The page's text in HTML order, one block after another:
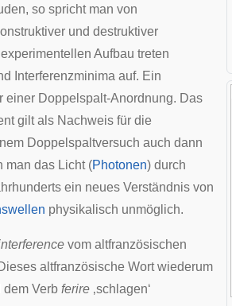
so spricht man von
und destruktiver
Aufbau treten
Interferenzminima auf. Ein
einer Doppelspalt-Anordnung. Das
gilt als Nachweis für die
Doppelspaltversuch auch dann
man das Licht (Photonen) durch
ein neues Verständnis von
physikalisch unmöglich.
vom altfranzösischen
altfranzösische Wort wiederum
Verb ferire ‚schlagen‘